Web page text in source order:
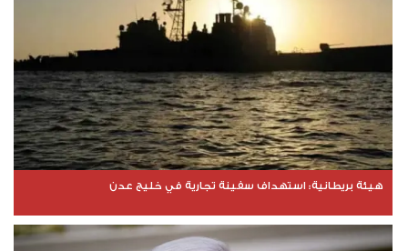
هيئة بريطانية: استهداف سفينة تجارية في خليج عدن